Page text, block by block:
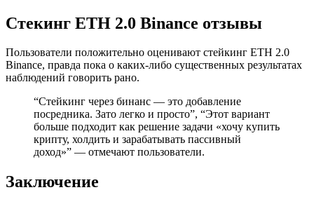
Стекинг ETH 2.0 Binance отзывы
Пользователи положительно оценивают стейкинг ETH 2.0
Binance, правда пока о каких-либо существенных результатах
наблюдений говорить рано.
“Стейкинг через бинанс — это добавление
посредника. Зато легко и просто”, “Этот вариант
больше подходит как решение задачи «хочу купить
крипту, холдить и зарабатывать пассивный
доход»” — отмечают пользователи.
Заключение